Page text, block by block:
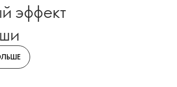
эффект